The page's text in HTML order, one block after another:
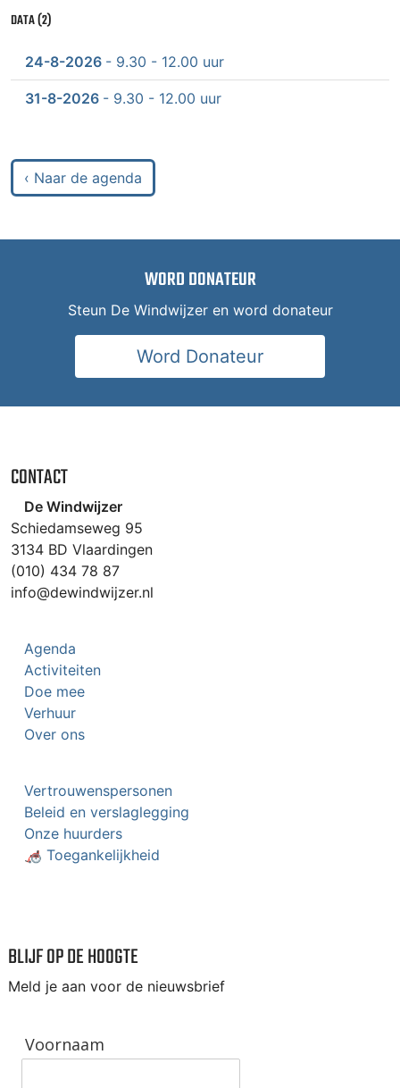
DATA (2)
24-8-2026 - 9.30 - 12.00 uur
31-8-2026 - 9.30 - 12.00 uur
‹ Naar de agenda
WORD DONATEUR
Steun De Windwijzer en word donateur
Word Donateur
CONTACT
De Windwijzer
Schiedamseweg 95
3134 BD Vlaardingen
(010) 434 78 87
info@dewindwijzer.nl
Agenda
Activiteiten
Doe mee
Verhuur
Over ons
Vertrouwenspersonen
Beleid en verslaglegging
Onze huurders
🦽 Toegankelijkheid
BLIJF OP DE HOOGTE
Meld je aan voor de nieuwsbrief
Voornaam